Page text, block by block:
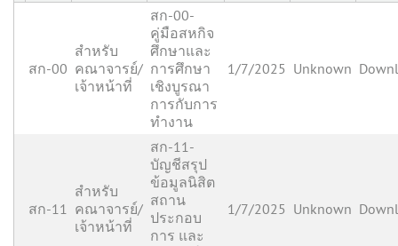
สก-00
สำหรับ
คณาจารย์/
เจ้าหน้าที่
สก-00-
คู่มือสหกิจ
ศึกษาและ
การศึกษา
เชิงบูรณา
การกับการ
ทำงาน
1/7/2025 Unknown
สก-11
สำหรับ
คณาจารย์/
เจ้าหน้าที่
สก-11-
บัญชีสรุป
ข้อมูลนิสิต
สถาน
ประกอบ
การ และ
1/7/2025 Unknown